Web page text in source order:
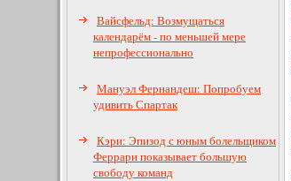
Вайсфельд: Возмущаться
календарём - по меньшей мере
непрофессионально
Мануэл Фернандеш: Попробуем
удивить Спартак
Кэри: Эпизод с юным болельщиком
Феррари показывает большую
свободу команд